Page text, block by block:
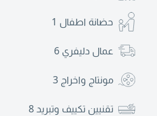
حضانة اطفال 1
عمال دليفري 6
مونتاج واخراج 3
تقنيين تكييف وتبريد8